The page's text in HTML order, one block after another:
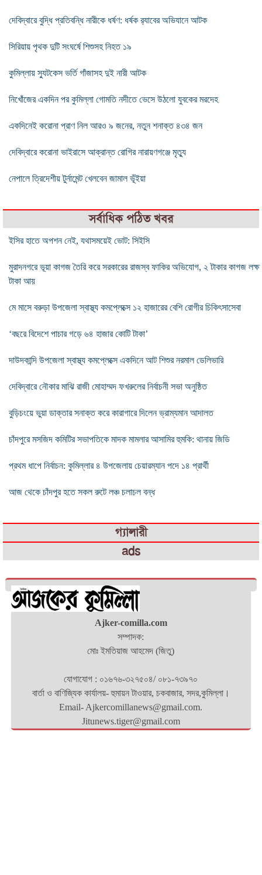
দেবিদ্বারে বুদ্ধি প্রতিবন্ধি নারীকে ধর্ষণ: ধর্ষক র‌্যাবের অভিযানে আটক
সিরিয়ায় পৃথক দুটি সংঘর্ষে শিশুসহ নিহত ১৯
কুমিল্লায় স্যুটকেস ভর্তি গাঁজাসহ দুই নারী আটক
নিখোঁজের একদিন পর কুমিল্লা গোমতি নদীতে ভেসে উঠলো যুবকের মরদেহ
একদিনেই করোনা প্রাণ নিল আরও ৯ জনের, নতুন শনাক্ত ৪৩৪ জন
দেবিদ্বারে করোনা ভাইরাসে আক্রান্ত রোগির নারায়ণগঞ্জে মৃত্যু
নেপালে ত্রিদেশীয় টুর্নামেন্ট খেলবেন জামাল ভূঁইয়া
সর্বাধিক পঠিত খবর
ইসির হাতে অপশন নেই, যথাসময়েই ভোট: সিইসি
মুরাদনগরে ভূয়া কাগজ তৈরি করে সরকারের রাজস্ব ফাকির অভিযোগ, ২ টাকার কাগজ লক্ষ
টাকা আয়
মে মাসে বরুড়া উপজেলা স্বাস্থ্য কমপ্লেক্সে ১২ হাজারের বেশি রোগীর চিকিৎসাসেবা
‘বছরে বিদেশে পাচার গড়ে ৬৪ হাজার কোটি টাকা’
দাউদকান্দি উপজেলা স্বাস্থ্য কমপ্লেক্সে একদিনে আট শিশুর নরমাল ডেলিভারি
দেবিদ্বারে নৌকার মাঝি রাজী মোহাম্মদ ফখরুলের নির্বাচনী সভা অনুষ্ঠিত
বুড়িচংয়ে ভুয়া ডাক্তার সনাক্ত করে কারাগারে দিলেন ভ্রাম্যমান আদালত
চাঁদপুরে মসজিদ কমিটির সভাপতিকে মাদক মামলার আসামির হুমকি: থানায় জিডি
প্রথম ধাপে নির্বাচন: কুমিল্লার ৪ উপজেলায় চেয়ারম্যান পদে ১৪ প্রার্থী
আজ থেকে চাঁদপুর হতে সকল রুটে লঞ্চ চলাচল বন্ধ
গ্যালারী
ads
Ajker-comilla.com
সম্পাদক:
মোঃ ইমতিয়াজ আহমেদ (জিতু)
যোগাযোগ : ০১৬৭৬-৩২৭৫০৪/ ০৮১-৭৩৯৭০
বার্তা ও বাণিজ্যিক কার্যালয়- হুমায়ন টাওয়ার, চকবাজার, সদর,কুমিল্লা।
Email- Ajkercomillanews@gmail.com.
Jitunews.tiger@gmail.com